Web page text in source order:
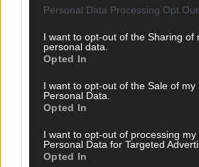
Personal Data Processing Opt
I want to opt-out of the Sharing of
personal data.
Opted In
I want to opt-out of the Sale of my
Personal Data.
Opted In
I want to opt-out of processing my
Personal Data for Targeted
Opted In
DIREKT ZUM THEMA
Politik & Co
Tipps & Tricks
Brainpower